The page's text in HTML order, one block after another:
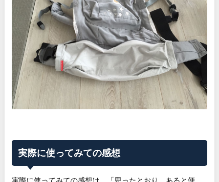
実際に使ってみての感想
実際に使ってみての感想は、「思ったとおり、あると便